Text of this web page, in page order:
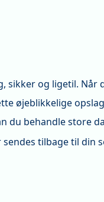
sikker og ligetil.
øjeblikkelige opslag
du behandle store
tilbage til din